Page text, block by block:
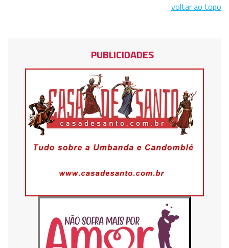
voltar ao topo
PUBLICIDADES